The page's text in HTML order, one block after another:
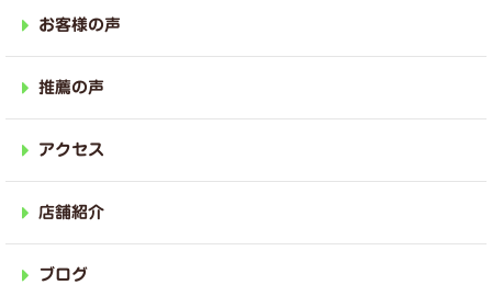
お客様の声
推薦の声
アクセス
店舗紹介
ブログ